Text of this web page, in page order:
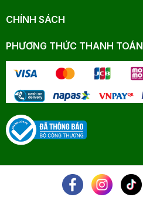
CHÍNH SÁCH
PHƯƠNG THỨC THANH TOÁN